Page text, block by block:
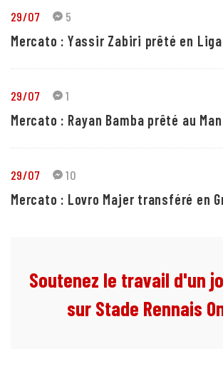
29/07 5
Mercato : Yassir Zabiri prêté en Liga
29/07 1
Mercato : Rayan Bamba prêté au
29/07 10
Mercato : Lovro Majer transféré en
Soutenez le travail d'un
sur Stade Rennais